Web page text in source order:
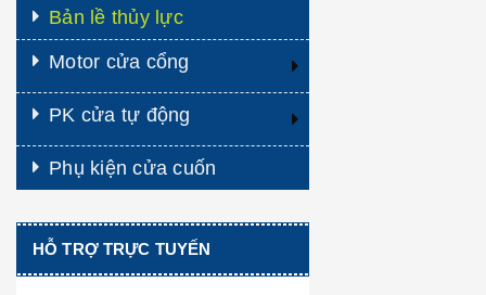
Bản lề thủy lực
Motor cửa cổng
PK cửa tự động
Phụ kiện cửa cuốn
HỖ TRỢ TRỰC TUYẾN